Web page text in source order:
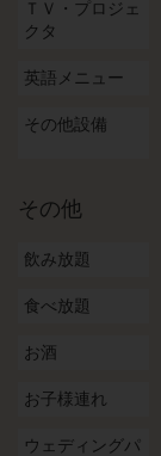
ＴＶ・プロジェ
クタ
英語メニュー
その他設備
その他
飲み放題
食べ放題
お酒
お子様連れ
ウェディングパ